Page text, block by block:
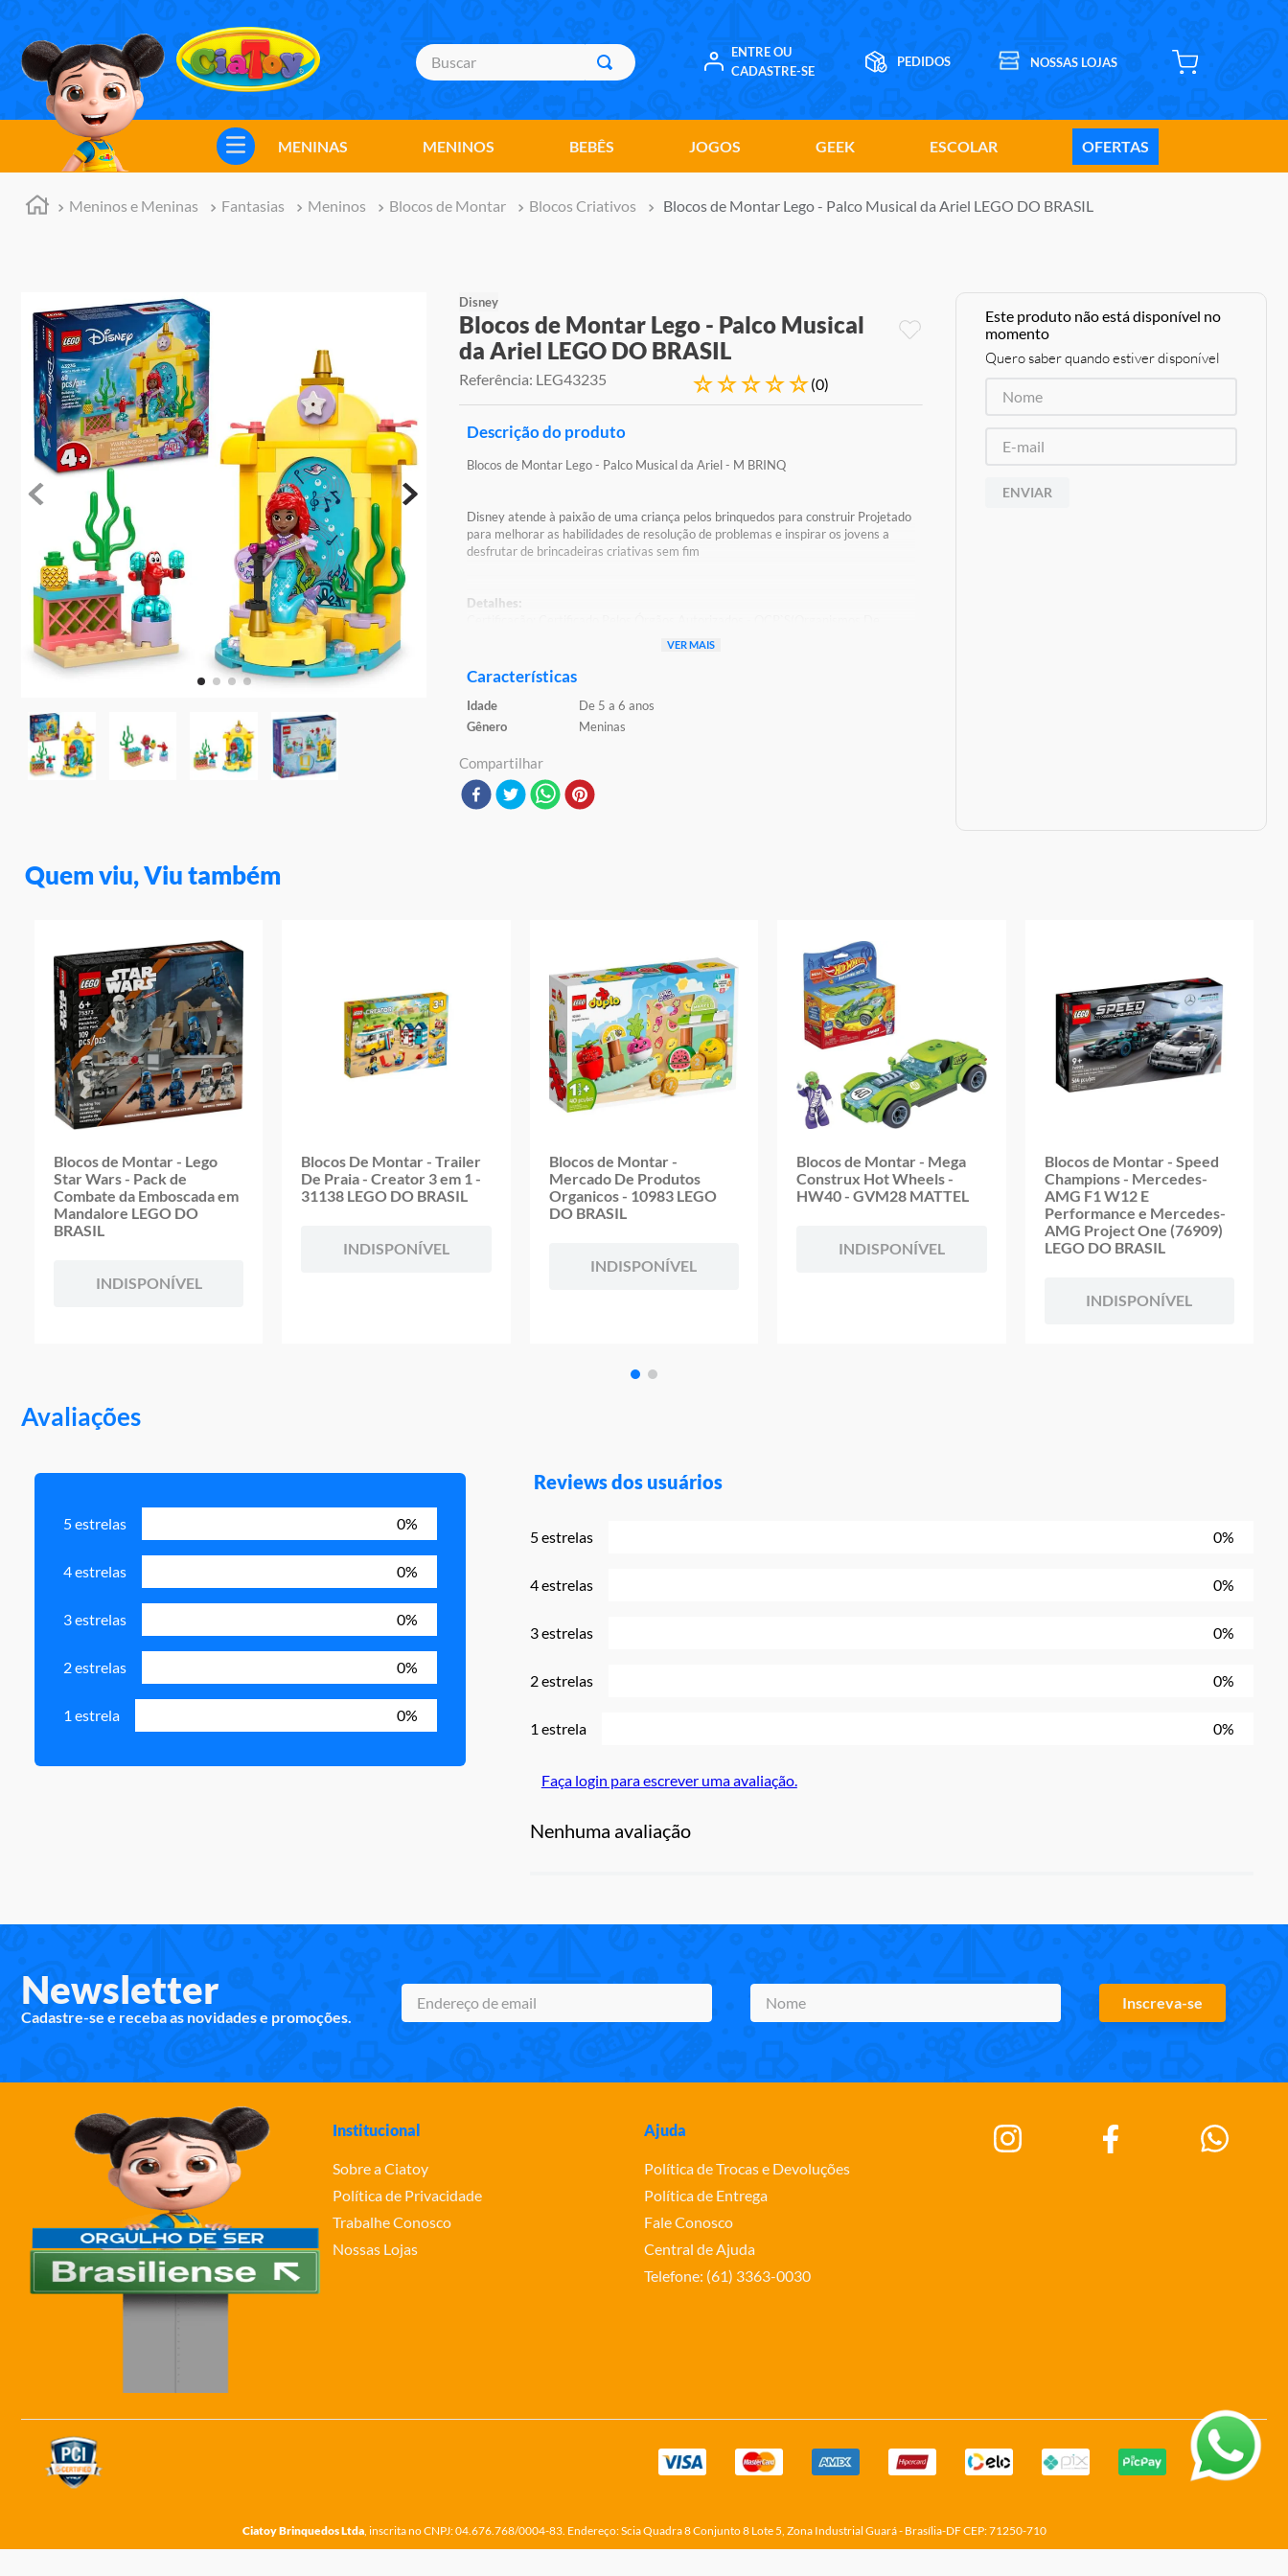
Buscar
ENTRE OU
CADASTRE-SE
MENINAS MENINOS BEBÊS JOGOS GEEK ESCOLAR OFERTAS
Meninos e Meninas Fantasias Meninos Blocos de Montar Blocos Criativos Blocos de Montar Lego - Palco Musical da Ariel LEGO DO BRASIL
Disney
Blocos de Montar Lego - Palco Musical
da Ariel LEGO DO BRASIL
Referência: LEG43235 ☆☆☆☆☆(0)
Descrição do produto
Blocos de Montar Lego - Palco Musical da Ariel - M BRINQ
Disney atende à paixão de uma criança pelos brinquedos para construir Projetado
para melhorar as habilidades de resolução de problemas e inspirar os jovens a
desfrutar de brincadeiras criativas sem fim
Detalhes:
Conteúdo da Embalagem: 60 Peças
Material/Composição: Plástico
Marca: Lego
Modelo: Disney
Idade Indicada: 4+
Peso Aproximado: 0,160kg
VER MAIS
Características
Idade
De 5 a 6 anos
Gênero
Meninas
Compartilhar
Este produto não está disponível no
momento
Quero saber quando estiver disponível
ENVIAR
Quem viu, Viu também
Blocos de Montar - Lego
Star Wars - Pack de
Combate da Emboscada em
Mandalore LEGO DO
BRASIL
INDISPONÍVEL
Blocos De Montar - Trailer
De Praia - Creator 3 em 1 -
31138 LEGO DO BRASIL
INDISPONÍVEL
Blocos de Montar -
Mercado De Produtos
Organicos - 10983 LEGO
DO BRASIL
INDISPONÍVEL
Blocos de Montar - Mega
Construx Hot Wheels -
HW40 - GVM28 MATTEL
INDISPONÍVEL
Blocos de Montar - Speed
Champions - Mercedes-
AMG F1 W12 E
Performance e Mercedes-
AMG Project One (76909)
LEGO DO BRASIL
INDISPONÍVEL
Avaliações
5 estrelas 0%
4 estrelas 0%
3 estrelas 0%
2 estrelas 0%
1 estrela 0%
Reviews dos usuários
5 estrelas 0%
4 estrelas 0%
3 estrelas 0%
2 estrelas 0%
1 estrela 0%
Faça login para escrever uma avaliação.
Nenhuma avaliação
Newsletter
Cadastre-se e receba as novidades e promoções.
Inscreva-se
Institucional
Sobre a Ciatoy
Política de Privacidade
Trabalhe Conosco
Nossas Lojas
Ajuda
Política de Trocas e Devoluções
Política de Entrega
Fale Conosco
Central de Ajuda
Telefone: (61) 3363-0030
Ciatoy Brinquedos Ltda, inscrita no CNPJ: 04.676.768/0004-83. Endereço: Scia Quadra 8 Conjunto 8 Lote 5, Zona Industrial Guará - Brasília-DF CEP: 71250-710
TERMOS MAIS BUSCADOS
meninos
marvel legends
barbie
boneca
pokemon
jogos
rainbow high